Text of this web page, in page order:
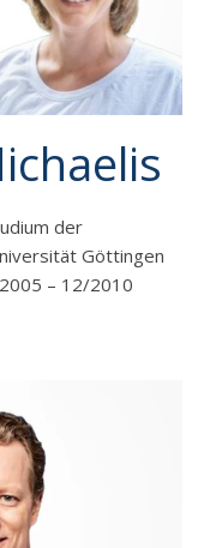
der
Göttingen
– 12/2010